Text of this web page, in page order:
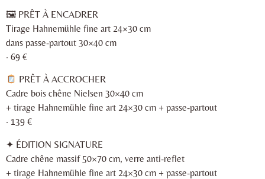
🖼 PRÊT À ENCADRER
Tirage Hahnemühle fine art 24×30 cm
dans passe-partout 30×40 cm
· 69 €
PRÊT À ACCROCHER
Cadre bois chêne Nielsen 30×40 cm
+ tirage Hahnemühle fine art 24×30 cm + passe-partout
· 139 €
✦ ÉDITION SIGNATURE
Cadre chêne massif 50×70 cm, verre anti-reflet
+ tirage Hahnemühle fine art 24×30 cm + passe-partout